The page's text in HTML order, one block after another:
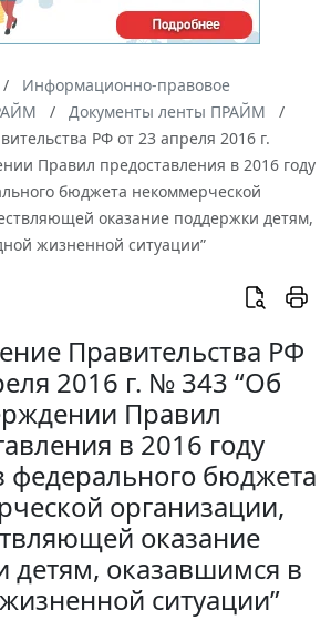
Информационно-правовое
Документы ленты ПРАЙМ
РФ от 23 апреля 2016 г.
Правил предоставления в 2016 году
бюджета некоммерческой
оказание поддержки детям,
жизненной ситуации”
Правительства РФ
2016 г. № 343 “Об
Правил
в 2016 году
федерального бюджета
организации,
оказание
детям, оказавшимся в
ситуации”